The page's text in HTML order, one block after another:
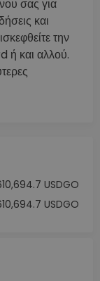
σας για
και
την
ή και αλλού.
USDGO
USDGO